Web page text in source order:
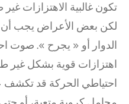
تكون غالبية الاهتزازات
لكن بعض الأعراض يجب أن
الدوار أو « يجرح ». صوت
اهتزازات قوية بشكل غير
احتياطي الحركة قد تكشف